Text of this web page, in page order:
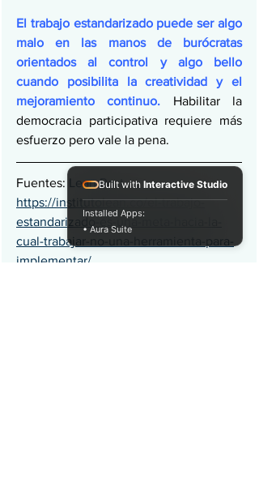
El trabajo estandarizado puede ser algo
malo en las manos de burócratas
orientados al control y algo bello
cuando posibilita la creatividad y el
mejoramiento continuo. Habilitar la
democracia participativa requiere más
esfuerzo pero vale la pena.
Fuentes: Lean Post
https://institutolean.co/el-trabajo-
estandarizado-es-una-meta-hacia-la-
cual-trabajar-no-una-herramienta-para-
implementar/
Built with Interactive Studio
Installed Apps:
• Aura Suite